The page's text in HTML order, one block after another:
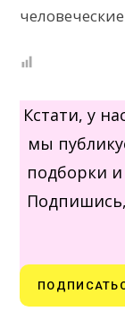
Кстати, у
мы
подборки